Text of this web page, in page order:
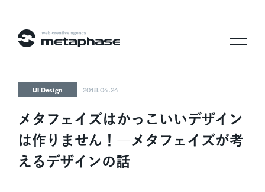
株式会社メタフェイズ
UI Design 2018.04.24
メタフェイズはかっこいいデザイン
は作りません！―メタフェイズが考
えるデザインの話